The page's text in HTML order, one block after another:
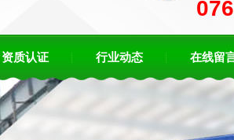
资质认证 行业动态 在线留